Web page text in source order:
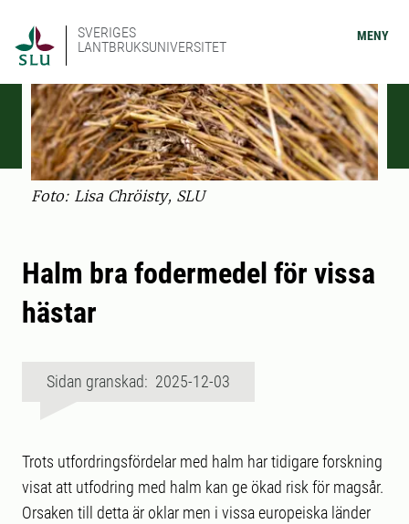
SVERIGES
LANTBRUKSUNIVERSITET
MENY
Foto: Lisa Chröisty, SLU
Halm bra fodermedel för vissa
hästar
Sidan granskad: 2025-12-03
Trots utfordringsfördelar med halm har tidigare forskning
visat att utfodring med halm kan ge ökad risk för magsår.
Orsaken till detta är oklar men i vissa europeiska länder